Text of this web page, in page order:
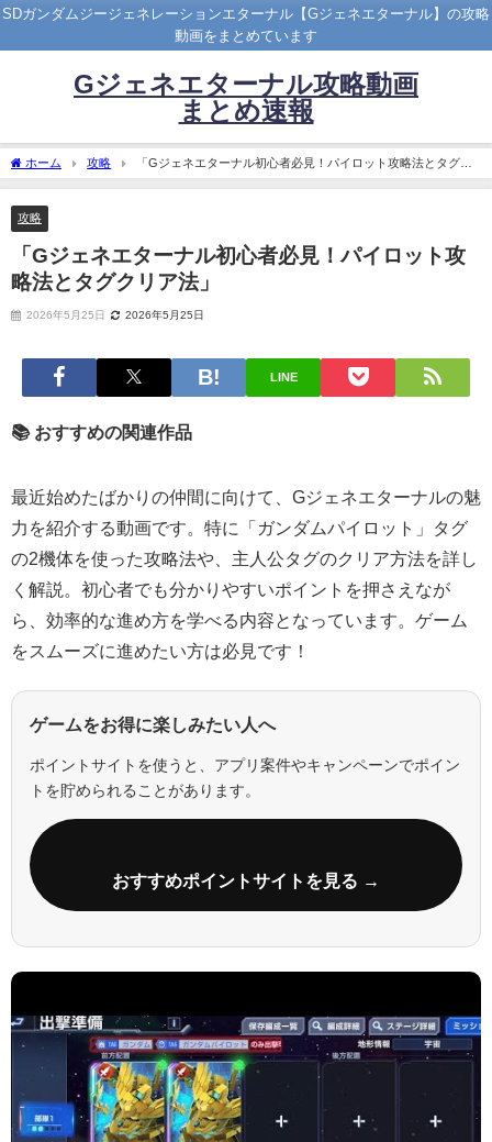
SDガンダムジージェネレーションエターナル【Gジェネエターナル】の攻略
動画をまとめています
Gジェネエターナル攻略動画
まとめ速報
ホーム 攻略
「Gジェネエターナル初心者必見！パイロット攻略法とタグク
リア法」
攻略
「Gジェネエターナル初心者必見！パイロット攻
略法とタグクリア法」
2026年5月25日 2026年5月25日
LINE
📚 おすすめの関連作品
最近始めたばかりの仲間に向けて、Gジェネエターナルの魅
力を紹介する動画です。特に「ガンダムパイロット」タグ
の2機体を使った攻略法や、主人公タグのクリア方法を詳し
く解説。初心者でも分かりやすいポイントを押さえなが
ら、効率的な進め方を学べる内容となっています。ゲーム
をスムーズに進めたい方は必見です！
ゲームをお得に楽しみたい人へ
ポイントサイトを使うと、アプリ案件やキャンペーンでポイン
トを貯められることがあります。
おすすめポイントサイトを見る →